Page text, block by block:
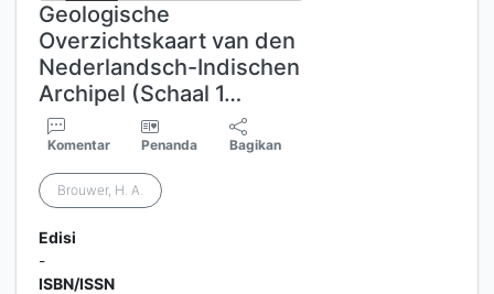
Geologische
Overzichtskaart van den
Nederlandsch-Indischen
Archipel (Schaal 1…
Komentar Penanda Bagikan
Brouwer, H. A.
Edisi
-
ISBN/ISSN